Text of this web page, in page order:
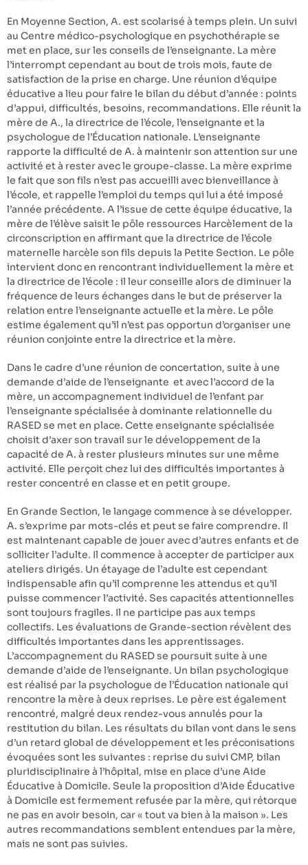
En Moyenne Section, A. est scolarisé à temps plein. Un suivi
au Centre médico-psychologique en psychothérapie se
met en place, sur les conseils de l’enseignante. La mère
l’interrompt cependant au bout de trois mois, faute de
satisfaction de la prise en charge. Une réunion d’équipe
éducative a lieu pour faire le bilan du début d’année : points
d’appui, difficultés, besoins, recommandations. Elle réunit la
mère de A., la directrice de l’école, l’enseignante et la
psychologue de l’Éducation nationale. L’enseignante
rapporte la difficulté de A. à maintenir son attention sur une
activité et à rester avec le groupe-classe. La mère exprime
le fait que son fils n’est pas accueilli avec bienveillance à
l’école, et rappelle l’emploi du temps qui lui a été imposé
l’année précédente. A l’issue de cette équipe éducative, la
mère de l’élève saisit le pôle ressources Harcèlement de la
circonscription en affirmant que la directrice de l’école
maternelle harcèle son fils depuis la Petite Section. Le pôle
intervient donc en rencontrant individuellement la mère et
la directrice de l’école : il leur conseille alors de diminuer la
fréquence de leurs échanges dans le but de préserver la
relation entre l’enseignante actuelle et la mère. Le pôle
estime également qu’il n’est pas opportun d’organiser une
réunion conjointe entre la directrice et la mère.
Dans le cadre d’une réunion de concertation, suite à une
demande d’aide de l’enseignante et avec l’accord de la
mère, un accompagnement individuel de l’enfant par
l’enseignante spécialisée à dominante relationnelle du
RASED se met en place. Cette enseignante spécialisée
choisit d’axer son travail sur le développement de la
capacité de A. à rester plusieurs minutes sur une même
activité. Elle perçoit chez lui des difficultés importantes à
rester concentré en classe et en petit groupe.
En Grande Section, le langage commence à se développer.
A. s’exprime par mots-clés et peut se faire comprendre. Il
est maintenant capable de jouer avec d’autres enfants et de
solliciter l’adulte. Il commence à accepter de participer aux
ateliers dirigés. Un étayage de l’adulte est cependant
indispensable afin qu’il comprenne les attendus et qu’il
puisse commencer l’activité. Ses capacités attentionnelles
sont toujours fragiles. Il ne participe pas aux temps
collectifs. Les évaluations de Grande-section révèlent des
difficultés importantes dans les apprentissages.
L’accompagnement du RASED se poursuit suite à une
demande d’aide de l’enseignante. Un bilan psychologique
est réalisé par la psychologue de l’Éducation nationale qui
rencontre la mère à deux reprises. Le père est également
rencontré, malgré deux rendez-vous annulés pour la
restitution du bilan. Les résultats du bilan vont dans le sens
d’un retard global de développement et les préconisations
évoquées sont les suivantes : reprise du suivi CMP, bilan
pluridisciplinaire à l’hôpital, mise en place d’une Aide
Éducative à Domicile. Seule la proposition d’Aide Éducative
à Domicile est fermement refusée par la mère, qui rétorque
ne pas en avoir besoin, car « tout va bien à la maison ». Les
autres recommandations semblent entendues par la mère,
mais ne sont pas suivies.